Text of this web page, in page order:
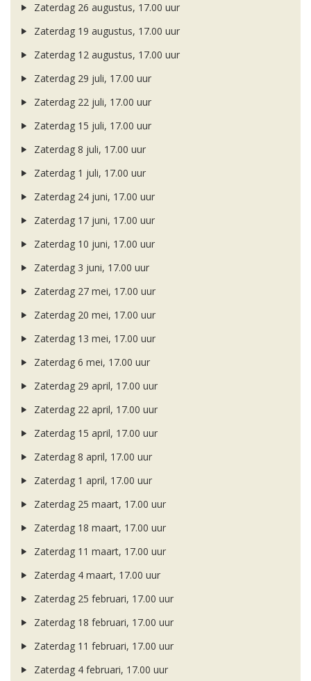
Zaterdag 26 augustus, 17.00 uur
Zaterdag 19 augustus, 17.00 uur
Zaterdag 12 augustus, 17.00 uur
Zaterdag 29 juli, 17.00 uur
Zaterdag 22 juli, 17.00 uur
Zaterdag 15 juli, 17.00 uur
Zaterdag 8 juli, 17.00 uur
Zaterdag 1 juli, 17.00 uur
Zaterdag 24 juni, 17.00 uur
Zaterdag 17 juni, 17.00 uur
Zaterdag 10 juni, 17.00 uur
Zaterdag 3 juni, 17.00 uur
Zaterdag 27 mei, 17.00 uur
Zaterdag 20 mei, 17.00 uur
Zaterdag 13 mei, 17.00 uur
Zaterdag 6 mei, 17.00 uur
Zaterdag 29 april, 17.00 uur
Zaterdag 22 april, 17.00 uur
Zaterdag 15 april, 17.00 uur
Zaterdag 8 april, 17.00 uur
Zaterdag 1 april, 17.00 uur
Zaterdag 25 maart, 17.00 uur
Zaterdag 18 maart, 17.00 uur
Zaterdag 11 maart, 17.00 uur
Zaterdag 4 maart, 17.00 uur
Zaterdag 25 februari, 17.00 uur
Zaterdag 18 februari, 17.00 uur
Zaterdag 11 februari, 17.00 uur
Zaterdag 4 februari, 17.00 uur